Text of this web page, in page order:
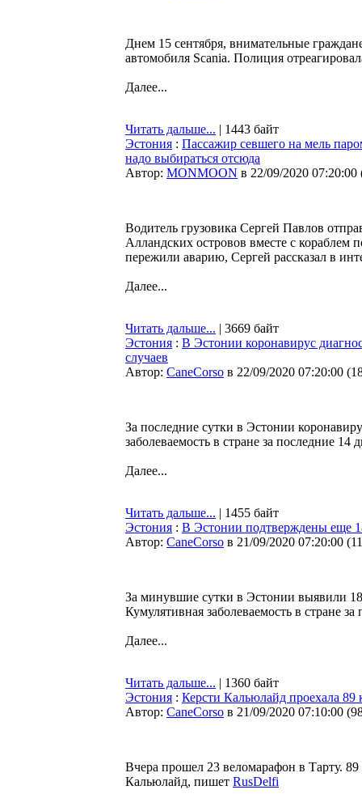
Днем 15 сентября, внимательные
автомобиля Scania. Полиция
Далее...
Читать дальше... | 1443 байт
Эстония : Пассажир севшего на мель
надо выбираться отсюда
Автор: MONMOON в 22/09/2020 07:20:00
Водитель грузовика Сергей Павлов
Алландских островов вместе с
пережили аварию, Сергей рассказал в
Далее...
Читать дальше... | 3669 байт
Эстония : В Эстонии коронавирус
случаев
Автор: CaneCorso в 22/09/2020 07:20:00 (
За последние сутки в Эстонии
заболеваемость в стране за последние 14
Далее...
Читать дальше... | 1455 байт
Эстония : В Эстонии подтверждены еще
Автор: CaneCorso в 21/09/2020 07:20:00 (
За минувшие сутки в Эстонии выявили
Кумулятивная заболеваемость в стране
Далее...
Читать дальше... | 1360 байт
Эстония : Керсти Кальюлайд проехала 89
Автор: CaneCorso в 21/09/2020 07:10:00 (
Вчера прошел 23 веломарафон в Тарту.
Кальюлайд, пишет RusDelfi